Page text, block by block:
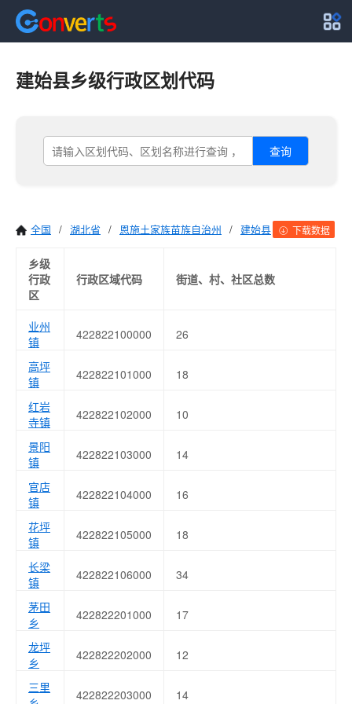
建始县乡级行政区划代码
查询
全国 / 湖北省 / 恩施土家族苗族自治州 / 建始县 下载数据
乡级
行政
区
行政区域代码 街道、村、社区总数
业州
镇
422822100000 26
高坪
镇
422822101000 18
红岩
寺镇
422822102000 10
景阳
镇
422822103000 14
官店
镇
422822104000 16
花坪
镇
422822105000 18
长梁
镇
422822106000 34
茅田
乡
422822201000 17
龙坪
乡
422822202000 12
三里
422822203000 14